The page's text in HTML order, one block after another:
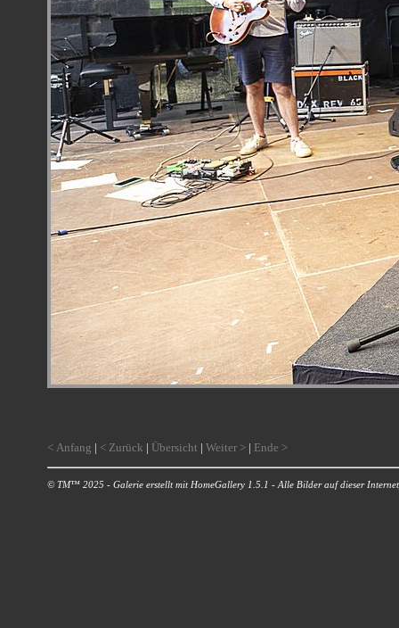
< Anfang | < Zurück | Übersicht |Weiter > | Ende >
© TM™ 2025 - Galerie erstellt mit HomeGallery 1.5.1 - Alle Bilder auf dieser